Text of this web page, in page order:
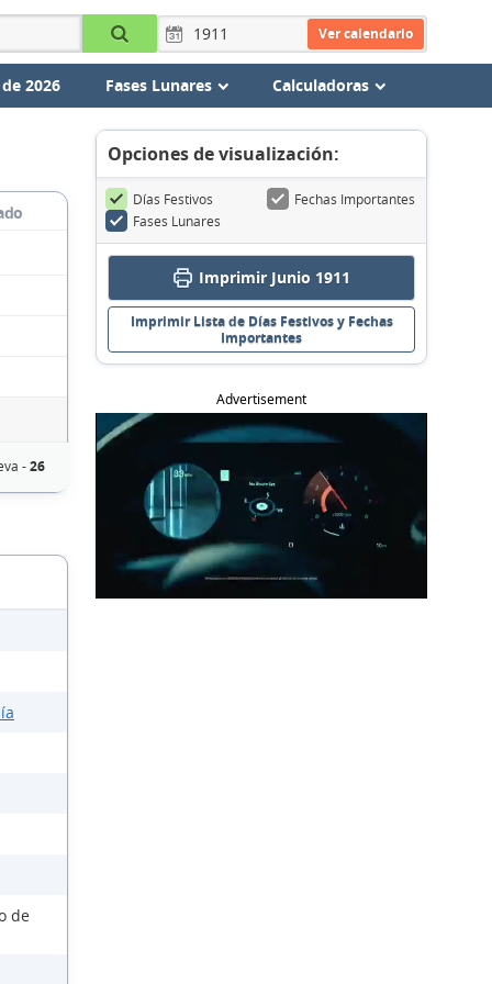
Ver calendario
2026 Fases Lunares Calculadoras
-26
de
Opciones de visualización:
Días Festivos
Fechas Importantes
Fases Lunares
Imprimir Junio 1911
Imprimir Lista de Días Festivos y Fechas
Importantes
Advertisement